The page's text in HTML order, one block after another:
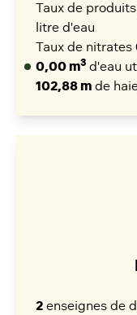
Taux de
litre d'eau
Taux de nitrates
0,00 m3 d'eau
102,88 m de
2 enseignes de